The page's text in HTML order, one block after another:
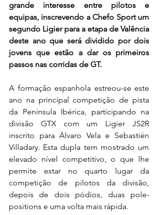
grande interesse entre pilotos e
equipas, inscrevendo a Chefo Sport um
segundo Ligier para a etapa de Valência
deste ano que será dividido por dois
jovens que estão a dar os primeiros
passos nas corridas de GT.
A formação espanhola estreou-se este
ano na principal competição de pista
da Península Ibérica, participando na
divisão GTX com um Ligier JS2R
inscrito para Álvaro Vela e Sebastién
Villadary. Esta dupla tem mostrado um
elevado nível competitivo, o que lhe
permite estar no quarto lugar da
competição de pilotos da divisão,
depois de dois pódios, duas pole-
positions e uma volta mais rápida.